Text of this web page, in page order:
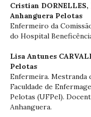
Cristian DORNELLES,
Anhanguera Pelotas
Enfermeiro da
do Hospital
Lisa Antunes
Pelotas
Enfermeira. Mestranda
Faculdade de
Pelotas (UFPel).
Anhanguera.